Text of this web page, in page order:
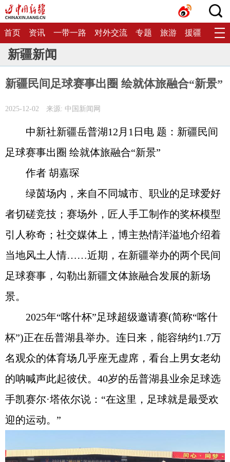
首页 资讯 一带一路 对外交流 专题 旅游 援疆 生态
新疆新闻
新疆民间足球赛事出圈 绘就体旅融合“新景”
2025-12-02 来源: 中国新闻网
中新社新疆岳普湖12月1日电 题：新疆民间
足球赛事出圈 绘就体旅融合“新景”
作者 胡嘉琛
绿茵场内，来自不同城市、职业的足球爱好
者切磋竞技；赛场外，匠人手工制作的奖杯模型
引人称奇；社交媒体上，博主热情洋溢地介绍着
当地风土人情……近期，在新疆举办的两个民间
足球赛事，勾勒出新疆文体旅融合发展的新场
景。
2025年“喀什杯”足球超级邀请赛(简称“喀什
杯”)正在岳普湖县举办。连日来，能容纳约1.7万
名观众的体育场几乎座无虚席，看台上男女老幼
的呐喊声此起彼伏。40岁的岳普湖县业余足球选
手凯赛尔·塔依尔说：“在这里，足球就是最受欢
迎的运动。”